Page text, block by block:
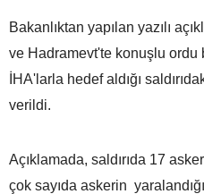
Bakanlıktan yapılan yazılı
ve Hadramevt'te konuşlu
İHA'larla hedef aldığı
verildi.
Açıklamada, saldırıda 17
çok sayıda askerin